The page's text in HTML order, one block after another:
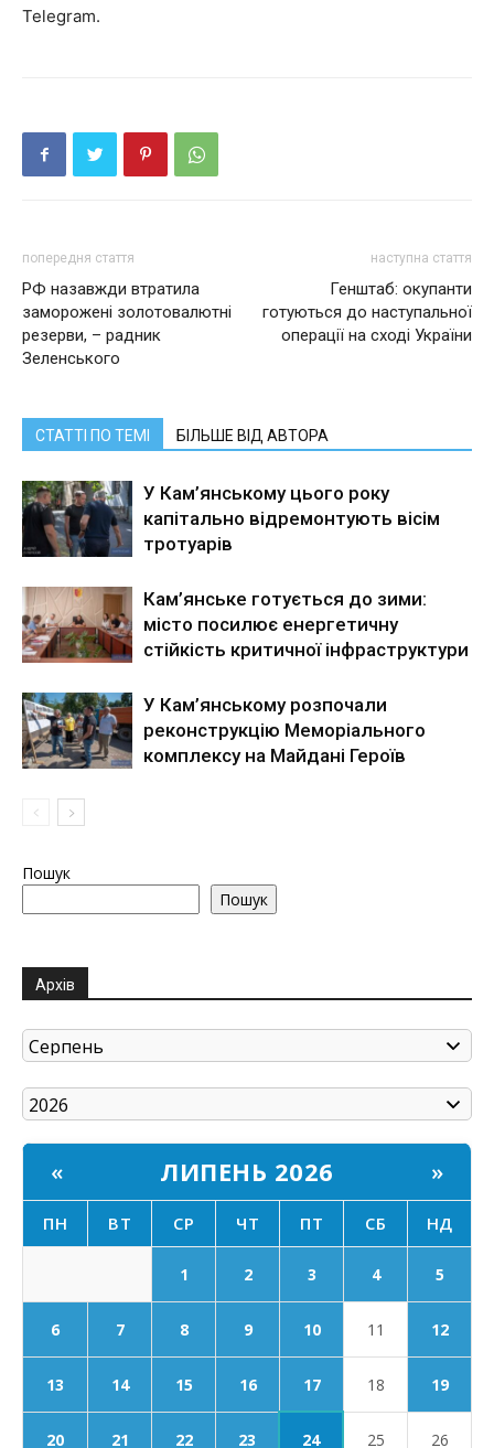
Telegram.
попередня стаття
РФ назавжди втратила
заморожені золотовалютні
резерви, – радник
Зеленського
наступна стаття
Генштаб: окупанти
готуються до наступальної
операції на сході України
СТАТТІ ПО ТЕМІ БІЛЬШЕ ВІД АВТОРА
У Кам’янському цього року
капітально відремонтують вісім
тротуарів
Кам’янське готується до зими:
місто посилює енергетичну
стійкість критичної інфраструктури
У Кам’янському розпочали
реконструкцію Меморіального
комплексу на Майдані Героїв
Пошук
Пошук
Архів
« ЛИПЕНЬ 2026 »
ПН ВТ СР ЧТ ПТ СБ НД
1 2 3 4 5
6 7 8 9 10 11 12
13 14 15 16 17 18 19
20 21 22 23 24 25 26